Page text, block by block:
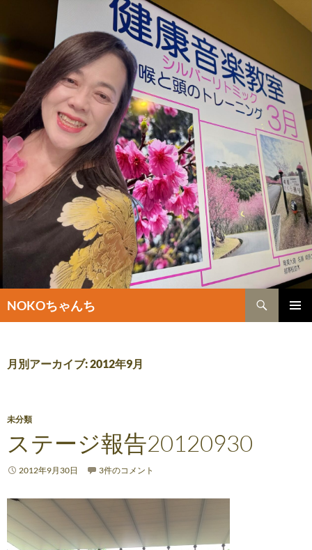
NOKOちゃんち
索
ン
キ
プ
月別アーカイブ: 2012年9月
未分類
ステージ報告20120930
2012年9月30日 3件のコメント